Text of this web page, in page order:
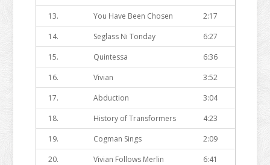
13.
You Have Been Chosen
2:17
14.
Seglass Ni Tonday
6:27
15.
Quintessa
6:36
16.
Vivian
3:52
17.
Abduction
3:04
18.
History of Transformers
4:23
19.
Cogman Sings
2:09
20.
Vivian Follows Merlin
6:41